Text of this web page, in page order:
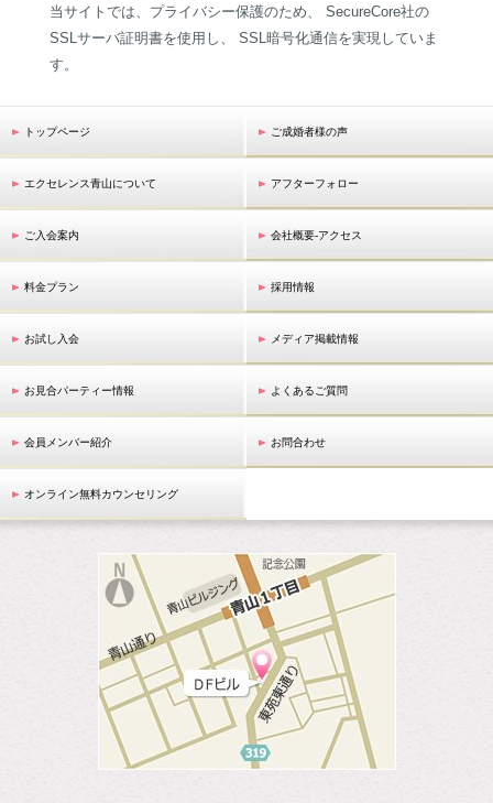
当サイトでは、プライバシー保護のため、 SecureCore社の
SSLサーバ証明書を使用し、 SSL暗号化通信を実現していま
す。
トップページ
エクセレンス青山について
ご入会案内
料金プラン
お試し入会
お見合パーティー情報
会員メンバー紹介
オンライン無料カウンセリング
ご成婚者様の声
アフターフォロー
会社概要-アクセス
採用情報
メディア掲載情報
よくあるご質問
お問合わせ